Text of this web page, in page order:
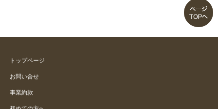
トップページ
お問い合せ
事業約款